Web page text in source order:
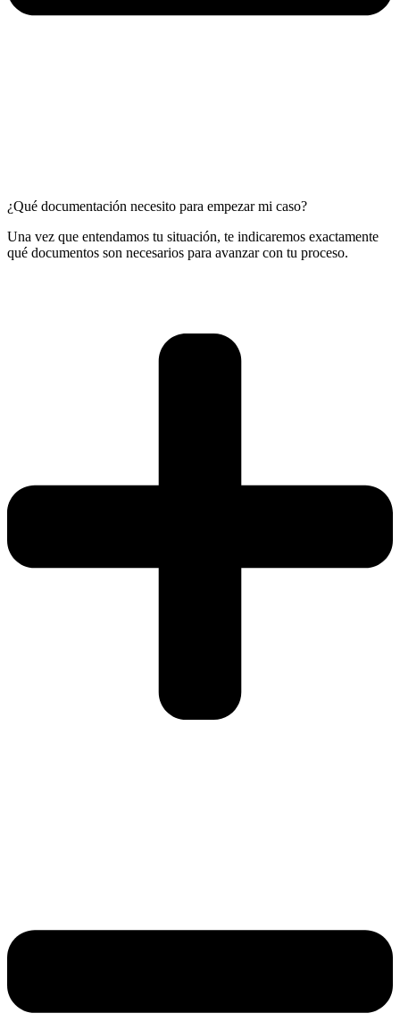
¿Qué documentación necesito para empezar mi caso?
Una vez que entendamos tu situación, te indicaremos exactamente
qué documentos son necesarios para avanzar con tu proceso.